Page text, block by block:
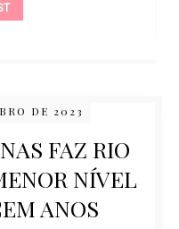
DE 2023
FAZ RIO
NÍVEL
ANOS